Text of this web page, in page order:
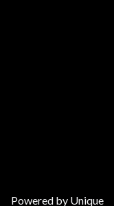
Powered by Unique